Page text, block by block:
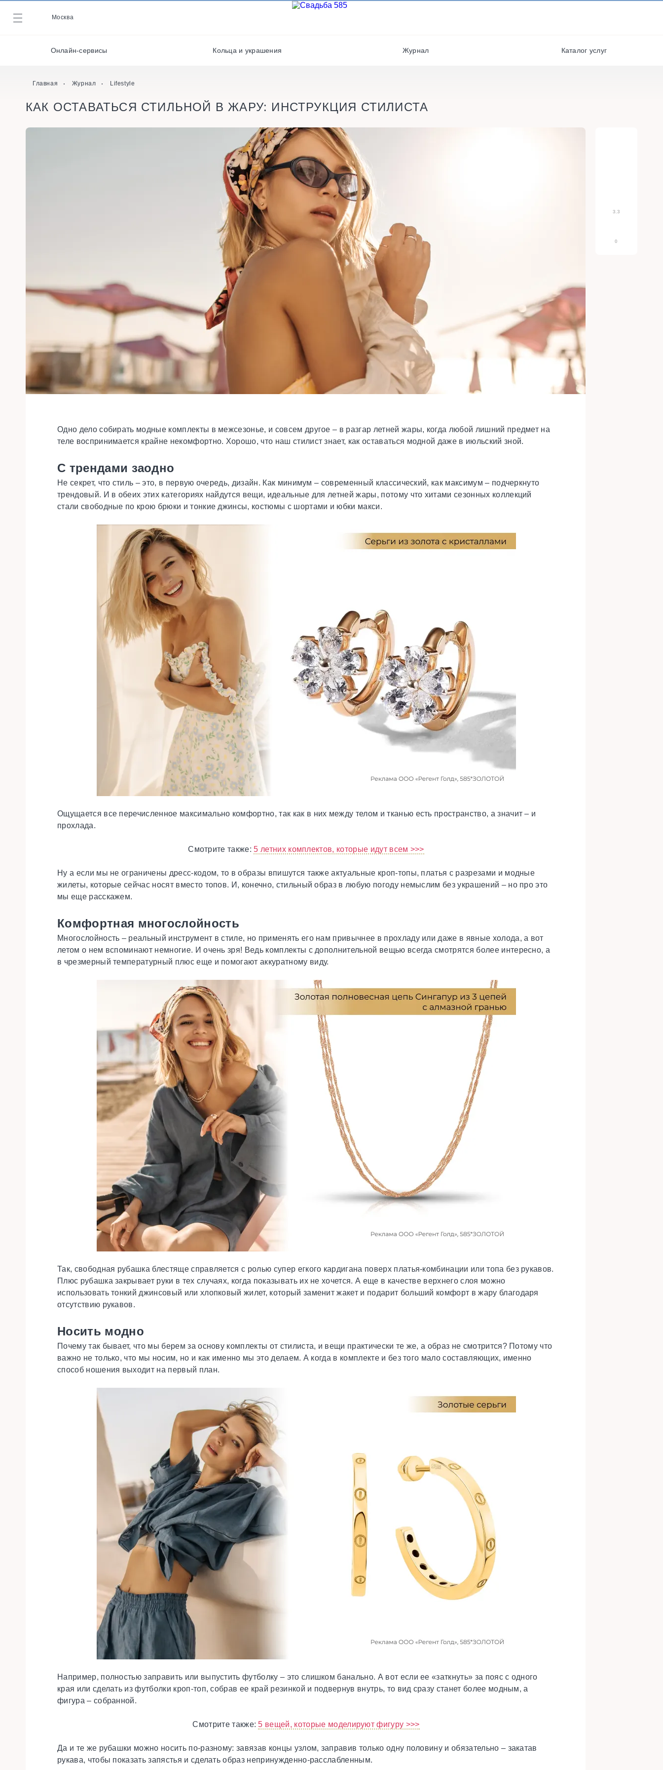
Москва
Онлайн-сервисы Кольца и украшения Журнал Каталог услуг
Журнал
Онлайн-сервисы
Свадебные платья/
Хореографы
Главная Журнал Lifestyle
КАК ОСТАВАТЬСЯ СТИЛЬНОЙ В ЖАРУ: ИНСТРУКЦИЯ СТИЛИСТА
Одно дело собирать модные комплекты в межсезонье, и совсем другое – в разгар летней жары, когда любой лишний предмет на
теле воспринимается крайне некомфортно. Хорошо, что наш стилист знает, как оставаться модной даже в июльский зной.
С трендами заодно
Не секрет, что стиль – это, в первую очередь, дизайн. Как минимум – современный классический, как максимум – подчеркнуто
трендовый. И в обеих этих категориях найдутся вещи, идеальные для летней жары, потому что хитами сезонных коллекций
стали свободные по крою брюки и тонкие джинсы, костюмы с шортами и юбки макси.
Ощущается все перечисленное максимально комфортно, так как в них между телом и тканью есть пространство, а значит – и
прохлада.
Смотрите также:5 летних комплектов, которые идут всем >>>
Ну а если мы не ограничены дресс-кодом, то в образы впишутся также актуальные кроп-топы, платья с разрезами и модные
жилеты, которые сейчас носят вместо топов. И, конечно, стильный образ в любую погоду немыслим без украшений – но про это
мы еще расскажем.
Комфортная многослойность
Многослойность – реальный инструмент в стиле, но применять его нам привычнее в прохладу или даже в явные холода, а вот
летом о нем вспоминают немногие. И очень зря! Ведь комплекты с дополнительной вещью всегда смотрятся более интересно, а
в чрезмерный температурный плюс еще и помогают аккуратному виду.
Так, свободная рубашка блестяще справляется с ролью супер егкого кардигана поверх платья-комбинации или топа без рукавов.
Плюс рубашка закрывает руки в тех случаях, когда показывать их не хочется. А еще в качестве верхнего слоя можно
использовать тонкий джинсовый или хлопковый жилет, который заменит жакет и подарит больший комфорт в жару благодаря
отсутствию рукавов.
Носить модно
Почему так бывает, что мы берем за основу комплекты от стилиста, и вещи практически те же, а образ не смотрится? Потому что
важно не только, что мы носим, но и как именно мы это делаем. А когда в комплекте и без того мало составляющих, именно
способ ношения выходит на первый план.
Например, полностью заправить или выпустить футболку – это слишком банально. А вот если ее «заткнуть» за пояс с одного
края или сделать из футболки кроп-топ, собрав ее край резинкой и подвернув внутрь, то вид сразу станет более модным, а
фигура – собранной.
Смотрите также:5 вещей, которые моделируют фигуру >>>
Да и те же рубашки можно носить по-разному: завязав концы узлом, заправив только одну половину и обязательно – закатав
рукава, чтобы показать запястья и сделать образ непринужденно-расслабленным.
3.3
0